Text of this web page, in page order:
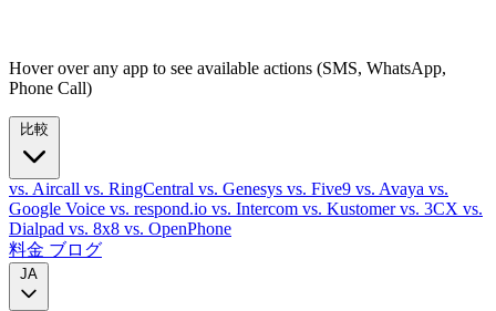
Hover over any app to see available actions (SMS, WhatsApp,
Phone Call)
vs. Aircall vs. RingCentral vs. Genesys vs. Five9 vs. Avaya vs.
Google Voice vs. respond.io vs. Intercom vs. Kustomervs. 3CX vs.
Dialpad vs. 8x8 vs. OpenPhone
料金 ブログ
JA